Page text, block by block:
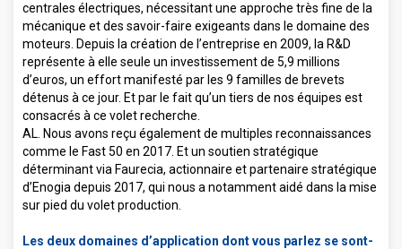
centrales électriques, nécessitant une approche très fine de la
mécanique et des savoir-faire exigeants dans le domaine des
moteurs. Depuis la création de l’entreprise en 2009, la R&D
représente à elle seule un investissement de 5,9 millions
d’euros, un effort manifesté par les 9 familles de brevets
détenus à ce jour. Et par le fait qu’un tiers de nos équipes est
consacrés à ce volet recherche.
AL. Nous avons reçu également de multiples reconnaissances
comme le Fast 50 en 2017. Et un soutien stratégique
déterminant via Faurecia, actionnaire et partenaire stratégique
d’Enogia depuis 2017, qui nous a notamment aidé dans la mise
sur pied du volet production.
Les deux domaines d’application dont vous parlez se sont-